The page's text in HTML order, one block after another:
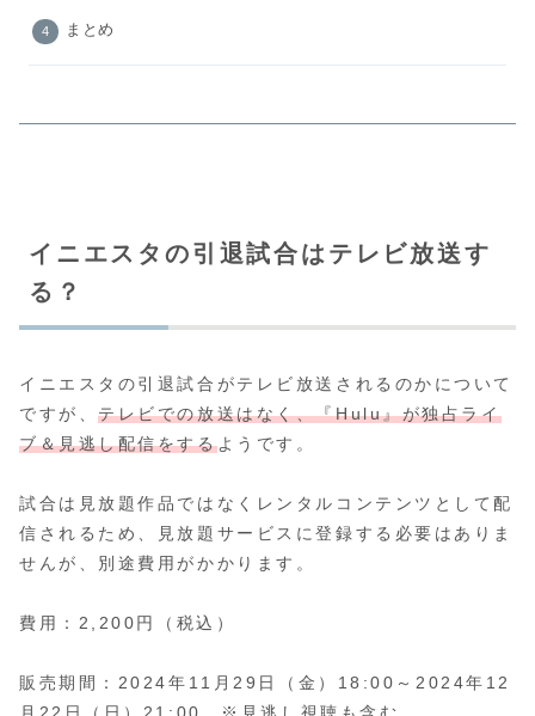
まとめ
イニエスタの引退試合はテレビ放送す
る？
イニエスタの引退試合がテレビ放送されるのかについて
ですが、テレビでの放送はなく、『Hulu』が独占ライ
ブ＆見逃し配信をするようです。
試合は見放題作品ではなくレンタルコンテンツとして配
信されるため、見放題サービスに登録する必要はありま
せんが、別途費用がかかります。
費用：2,200円（税込）
販売期間：2024年11月29日（金）18:00～2024年12